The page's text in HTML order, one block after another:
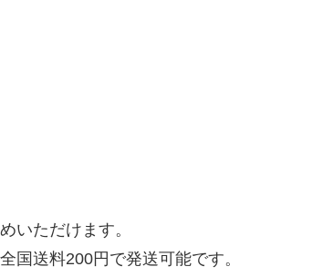
いただけます。
国送料200円で発送可能です。